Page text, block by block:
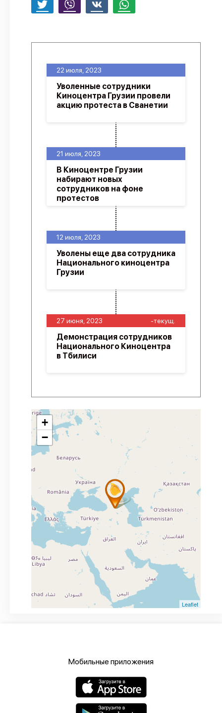
27 июня, 2023 -текущ.
Демонстрация сотрудников
Национального Киноцентра
в Тбилиси
12 июля, 2023
Уволены еще два сотрудника
Национального киноцентра
Грузии
21 июля, 2023
В Киноцентре Грузии
набирают новых
сотрудников на фоне
протестов
22 июля, 2023
Уволенные сотрудники
Киноцентра Грузии провели
акцию протеста в Сванетии
+
−
Leaflet
Мобильные приложения